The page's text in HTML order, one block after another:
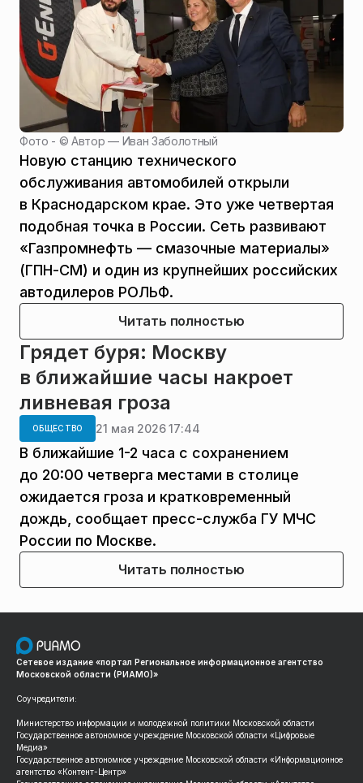
Фото - ©Автор — Иван Заболотный
Новую станцию технического
обслуживания автомобилей открыли
в Краснодарском крае. Это уже четвертая
подобная точка в России. Сеть развивают
«Газпромнефть — смазочные материалы»
(ГПН-СМ) и один из крупнейших российских
автодилеров РОЛЬФ.
Читать полностью
Грядет буря: Москву
в ближайшие часы накроет
ливневая гроза
ОБЩЕСТВО 21 мая 2026 17:44
В ближайшие 1-2 часа с сохранением
до 20:00 четверга местами в столице
ожидается гроза и кратковременный
дождь, сообщает пресс-служба ГУ МЧС
России по Москве.
Читать полностью
Сетевое издание «портал Региональное информационное агентство
Московской области (РИАМО)»
Соучредители:
Министерство информации и молодежной политики Московской области
Государственное автономное учреждение Московской области «Цифровые
Медиа»
Государственное автономное учреждение Московской области «Информационное
агентство «Контент-Центр»